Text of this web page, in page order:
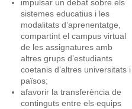
impulsar un debat sobre els
sistemes educatius i les
modalitats d’aprenentatge,
compartint el campus virtual
de les assignatures amb
altres grups d’estudiants
coetanis d’altres universitats i
països;
afavorir la transferència de
continguts entre els equips